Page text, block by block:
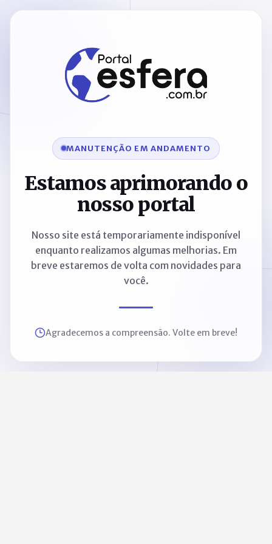
MANUTENÇÃO EM ANDAMENTO
Estamos aprimorando o
nosso portal
Nosso site está temporariamente indisponível
enquanto realizamos algumas melhorias. Em
breve estaremos de volta com novidades para
você.
Agradecemos a compreensão. Volte em breve!